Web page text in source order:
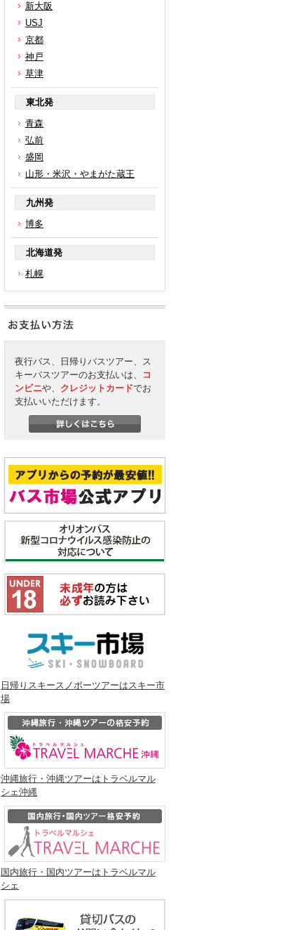
新大阪
USJ
京都
神戸
草津
東北発
青森
弘前
盛岡
山形・米沢・やまがた蔵王
九州発
博多
北海道発
札幌
夜行バス、日帰りバスツアー、ス
キーバスツアーのお支払いは、
コ
ンビニや、 クレジットカードでお
支払いいただけます。
日帰りスキースノボーツアーはスキー市
場
沖縄旅行・沖縄ツアーはトラベルマル
シェ沖縄
国内旅行・国内ツアーはトラベルマル
シェ